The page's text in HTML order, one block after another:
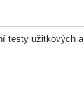
testy užitkových a